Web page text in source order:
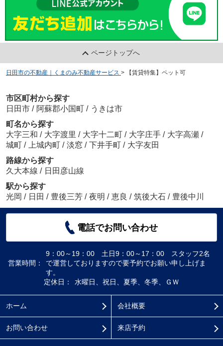
ページトップへ
日田市の不動産｜くまのみ不動産サービス > 【賃貸特集】ペット可
市区町村から探す
日田市 / 阿蘇郡小国町 / うきは市
町名から探す
大字三和 / 大字渡里 / 大字十二町 / 大字庄手 / 大字高瀬 /
城町 / 上城内町 / 淡窓 / 下井手町 / 大字友田
路線から探す
久大本線 / 日田彦山線
駅から探す
光岡 / 日田 / 豊後三芳 / 夜明 / 恵良 / 筑後大石 / 豊後中川
電話でお問い合わせ
営業時間：
9：00～19：00 土日9：00～17：00 スタッフ2名
で運営しておりますので要予約でお願い申し上げま
す。
定休日：
水曜日、祝日、夏季、冬季、ＧＷ
ホーム 会社概要
お問い合わせ 来店予約